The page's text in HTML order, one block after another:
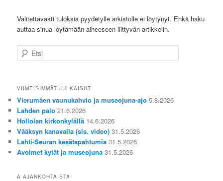
Valitettavasti tuloksia pyydetylle arkistolle ei löytynyt. Ehkä haku
auttaa sinua löytämään aiheeseen liittyvän artikkelin.
Etsi
VIIMEISIMMÄT JULKAISUT
Vierumäen vaunukahvio ja museojuna-ajo 5.8.2026
Lahden palo 21.6.2026
Hollolan kirkonkylällä 14.6.2026
Vääksyn kanavalla (sis. video) 31.5.2026
Lahti-Seuran kesätapahtumia 31.5.2026
Avoimet kylät ja museojuna 31.5.2026
A AJANKOHTAISTA